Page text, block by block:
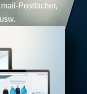
Postfächer,